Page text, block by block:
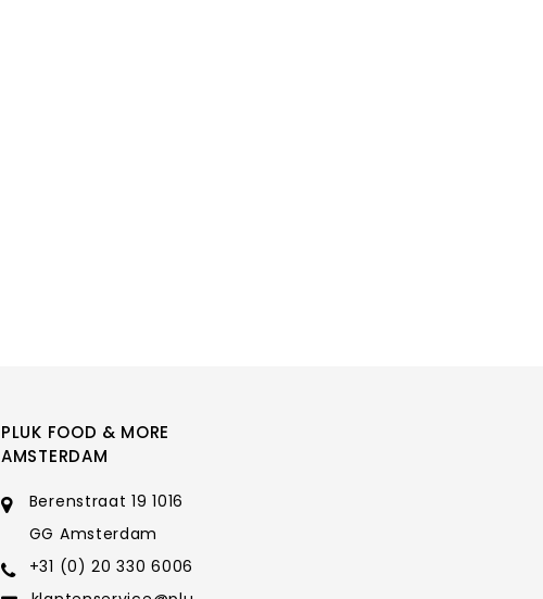
PLUK FOOD & MORE
AMSTERDAM
Berenstraat 19 1016
GG Amsterdam
+31 (0) 20 330 6006